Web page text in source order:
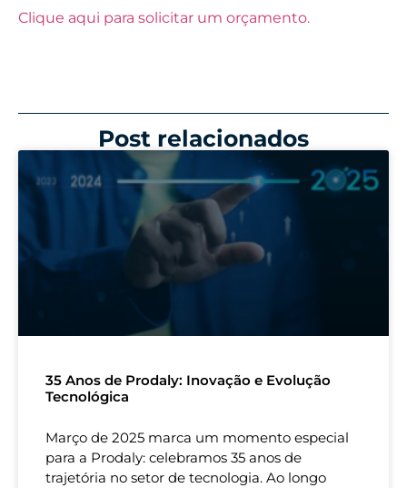
Clique aqui para solicitar um orçamento.
Post relacionados
35 Anos de Prodaly: Inovação e Evolução
Tecnológica
Março de 2025 marca um momento especial
para a Prodaly: celebramos 35 anos de
trajetória no setor de tecnologia. Ao longo